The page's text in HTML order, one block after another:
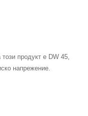
продукт е DW 45,
напрежение.